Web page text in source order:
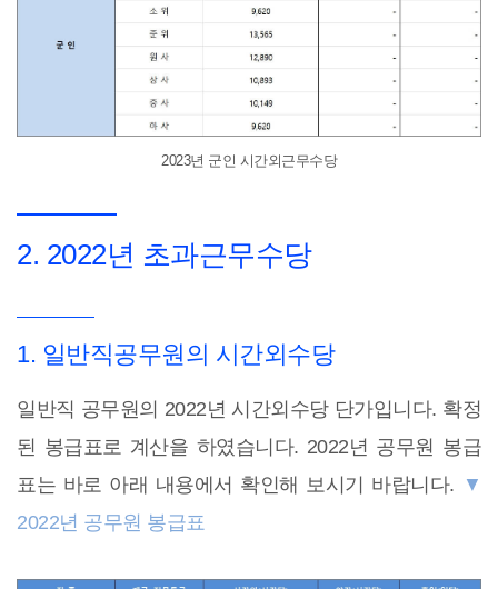
2023년 군인 시간외근무수당
2. 2022년 초과근무수당
1. 일반직공무원의 시간외수당
일반직 공무원의 2022년 시간외수당 단가입니다. 확정
된 봉급표로 계산을 하였습니다. 2022년 공무원 봉급
표는 바로 아래 내용에서 확인해 보시기 바랍니다. ▼
2022년 공무원 봉급표